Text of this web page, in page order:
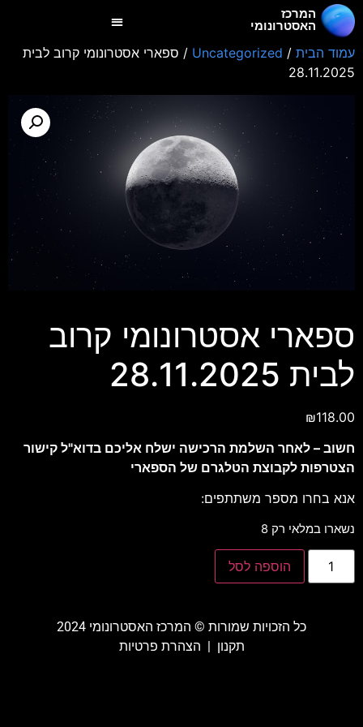
המרכז
האסטרונומי
עמוד הבית /
Uncategorized / ספארי אסטרונומי קרוב לבית
28.11.2025
ספארי אסטרונומי קרוב
לבית 28.11.2025
₪118.00
חשוב – לאחר השלמת הרכישה ישלח אליכם בדוא"ל קישור
הצטרפות לקבוצת הטלגרם של הספארי
אנא בחרו מספר משתתפים:
נשארו במלאי רק 8
הוספה לסל
כל הזכויות שמורות ©️ המרכז האסטרונומי 2024
תקנון | הצהרת פרטיות